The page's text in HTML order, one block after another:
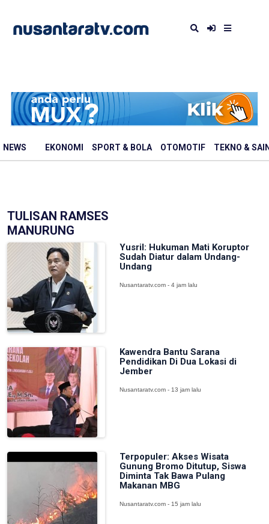
NEWS EKONOMI SPORT & BOLA OTOMOTIF TEKNO &
TULISAN RAMSES
MANURUNG
Yusril: Hukuman Mati Koruptor
Sudah Diatur dalam Undang-
Undang
Nusantaratv.com - 4 jam lalu
Kawendra Bantu Sarana
Pendidikan Di Dua Lokasi di
Jember
Nusantaratv.com - 13 jam lalu
Terpopuler: Akses Wisata
Gunung Bromo Ditutup, Siswa
Diminta Tak Bawa Pulang
Makanan MBG
Nusantaratv.com - 15 jam lalu